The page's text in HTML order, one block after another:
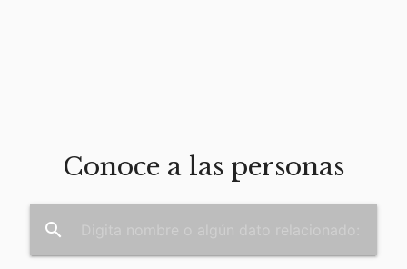
Conoce a las personas
search